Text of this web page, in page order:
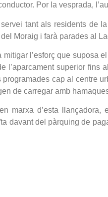
Por la vesprada,
tant als residents de
Moraig i farà parades al
mitigar l’esforç que suposa
l’aparcament superior fins
programades cap al centre
de carregar amb
marxa d’esta
davant del pàrquing de